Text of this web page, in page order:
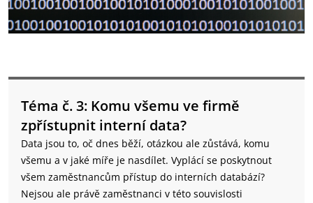
Téma č. 3: Komu všemu ve firmě
zpřístupnit interní data?
Data jsou to, oč dnes běží, otázkou ale zůstává, komu
všemu a v jaké míře je nasdílet. Vyplácí se poskytnout
všem zaměstnancům přístup do interních databází?
Nejsou ale právě zaměstnanci v této souvislosti